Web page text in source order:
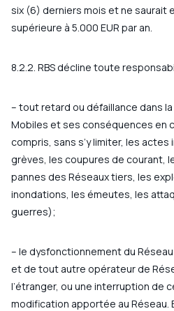
six (6) derniers mois et ne saurait
supérieure à 5.000 EUR par an.
8.2.2. RBS décline toute
– tout retard ou défaillance dans
Mobiles et ses conséquences en
compris, sans s’y limiter, les
grèves, les coupures de courant,
pannes des Réseaux tiers, les
inondations, les émeutes, les
guerres);
– le dysfonctionnement du
et de tout autre opérateur de
l’étranger, ou une interruption de
modification apportée au Réseau.